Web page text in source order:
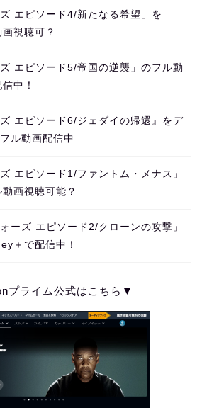
ズ エピソード4/新たなる希望」を
視聴可？
ズ エピソード5/帝国の逆襲」のフル動
中！
ズ エピソード6/ジェダイの帰還』をデ
ル動画配信中
エピソード1/ファントム・メナス」
画視聴可能？
ーズ エピソード2/クローンの攻撃」
＋で配信中！
プライム公式はこちら▼